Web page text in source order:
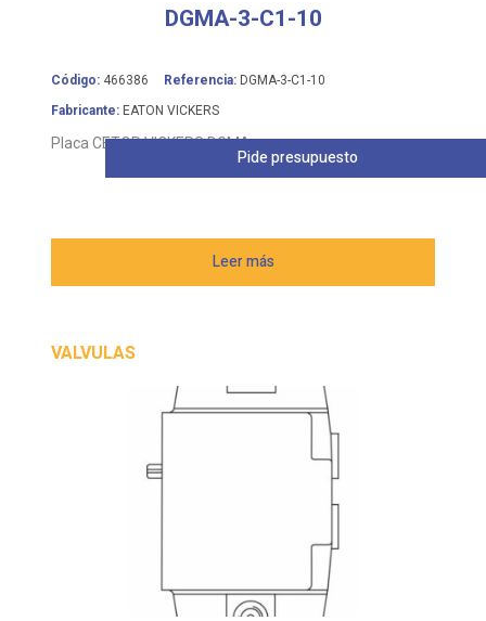
DGMA-3-C1-10
Código: 466386 Referencia: DGMA-3-C1-10
Fabricante: EATON VICKERS
Placa CETOP VICKERS DGMA
Leer más
Pide presupuesto
VALVULAS